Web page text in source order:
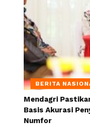
BERITA
Mendagri
Basis Akurasi
Numfor